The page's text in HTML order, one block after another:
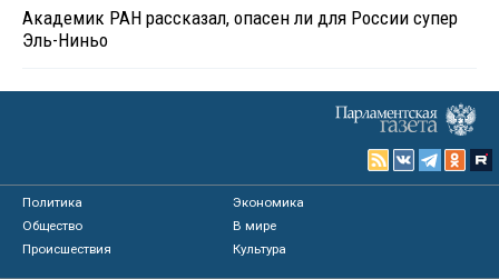
Академик РАН рассказал, опасен ли для России супер
Эль-Ниньо
Политика
Экономика
Общество
В мире
Происшествия
Культура